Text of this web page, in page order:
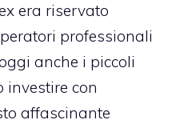
era riservato
professionali
anche i piccoli
investire con
affascinante